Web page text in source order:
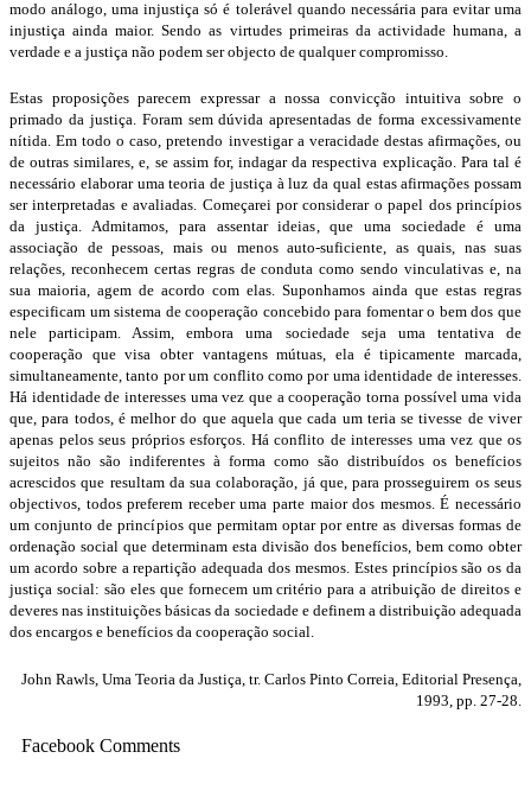
modo aná­logo, uma injustiça só é tolerável quando necessária para evitar uma
injustiça ainda maior. Sendo as virtudes primeiras da actividade humana, a
verdade e a justiça não podem ser objecto de qualquer compromisso.
Estas proposições parecem expressar a nossa convicção intuitiva sobre o
primado da justiça. Foram sem dúvida apresentadas de forma excessivamente
nítida. Em todo o caso, pretendo investigar a veracidade destas afirmações, ou
de outras similares, e, se assim for, indagar da respectiva explicação. Para tal é
necessário elaborar uma teoria de justiça à luz da qual estas afirmações possam
ser interpretadas e avaliadas. Começarei por considerar o papel dos princípios
da justiça. Admitamos, para as­sentar ideias, que uma sociedade é uma
associação de pessoas, mais ou menos auto­-suficiente, as quais, nas suas
relações, reconhecem certas regras de conduta como sendo vinculativas e, na
sua maioria, agem de acordo com elas. Suponhamos ainda que estas regras
especificam um sistema de cooperação concebido para fomentar o bem dos que
nele participam. Assim, embora uma sociedade seja uma tentativa de
cooperação que visa obter vantagens mútuas, ela é tipicamente marcada,
simultanea­mente, tanto por um conflito como por uma identidade de interesses.
Há identidade de interesses uma vez que a cooperação torna possível uma vida
que, para todos, é melhor do que aquela que cada um teria se tivesse de viver
apenas pelos seus pró­prios esforços. Há conflito de interesses uma vez que os
sujeitos não são indiferen­tes à forma como são distribuídos os benefícios
acrescidos que resultam da sua colaboração, já que, para prosseguirem os seus
objectivos, todos preferem receber uma parte maior dos mesmos. É necessário
um conjunto de princípios que permitam op­tar por entre as diversas formas de
ordenação social que determinam esta divisão dos benefícios, bem como obter
um acordo sobre a repartição adequada dos mesmos. Es­tes princípios são os da
justiça social: são eles que fornecem um critério para a atri­buição de direitos e
deveres nas instituições básicas da sociedade e definem a dis­tribuição adequada
dos encargos e benefícios da cooperação social.
John Rawls, Uma Teoria da Justiça, tr. Carlos Pinto Correia, Editorial Presença,
1993, pp. 27-28.
Facebook Comments